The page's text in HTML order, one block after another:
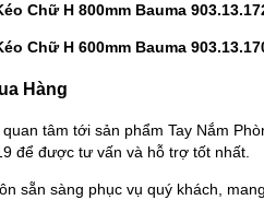
Chữ H 800mm Bauma
Chữ H 600mm Bauma
Hàng
tâm tới sản phẩm Tay Nắm
để được tư vấn và hỗ trợ tốt nhất.
sẵn sàng phục vụ quý khách,